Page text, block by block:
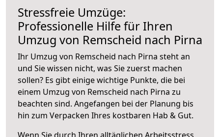
Stressfreie Umzüge:
Professionelle Hilfe für Ihren
Umzug von Remscheid nach Pirna
Ihr Umzug von Remscheid nach Pirna steht an
und Sie wissen nicht, was Sie zuerst machen
sollen? Es gibt einige wichtige Punkte, die bei
einem Umzug von Remscheid nach Pirna zu
beachten sind. Angefangen bei der Planung bis
hin zum Verpacken Ihres kostbaren Hab & Gut.